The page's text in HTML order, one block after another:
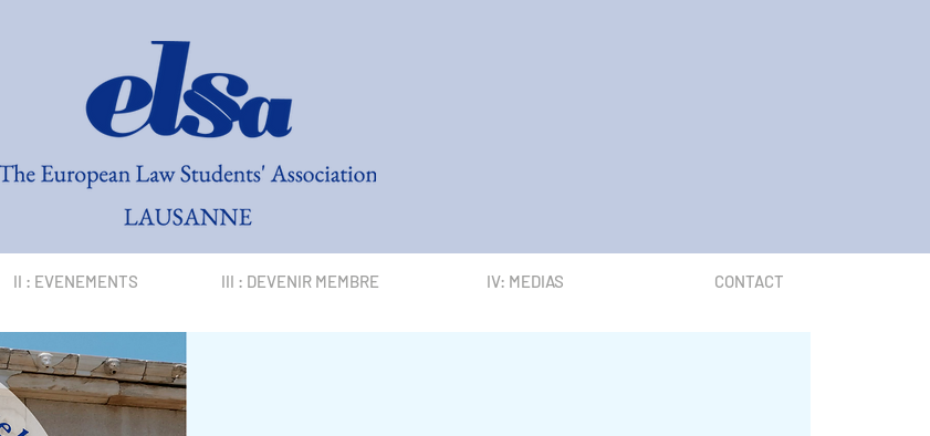
II : EVENEMENTS III : DEVENIR MEMBRE IV: MEDIAS CONTACT